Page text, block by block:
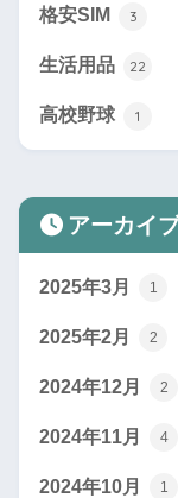
格安SIM 3
生活用品 22
高校野球 1
アーカイ
2025年3月 1
2025年2月 2
2024年12月 2
2024年11月 4
2024年10月 1